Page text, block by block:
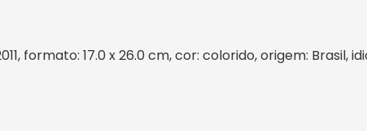
formato: 17.0 x 26.0 cm, cor: colorido, origem: Brasil,